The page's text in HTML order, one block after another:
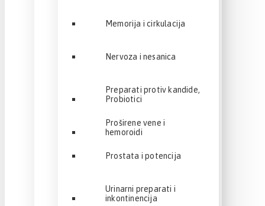
Memorija i cirkulacija
Nervoza i nesanica
Preparati protiv kandide,
Probiotici
Proširene vene i
hemoroidi
Prostata i potencija
Urinarni preparati i
inkontinencija